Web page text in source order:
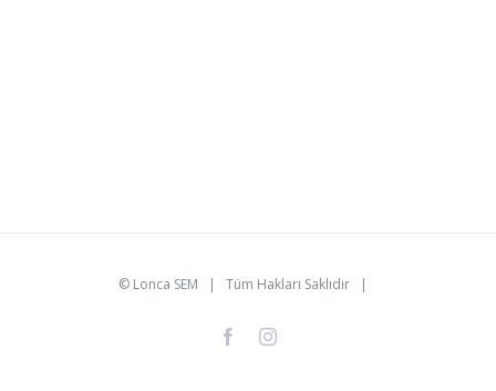
© Lonca SEM | Tüm Hakları Saklıdır |
facebookinstagram